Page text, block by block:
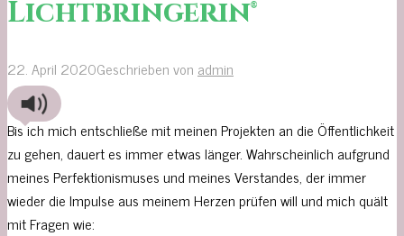
Lichtbringerin®
22. April 2020Geschrieben von admin
Bis ich mich entschließe mit meinen Projekten an die Öffentlichkeit
zu gehen, dauert es immer etwas länger. Wahrscheinlich aufgrund
meines Perfektionismuses und meines Verstandes, der immer
wieder die Impulse aus meinem Herzen prüfen will und mich quält
mit Fragen wie: